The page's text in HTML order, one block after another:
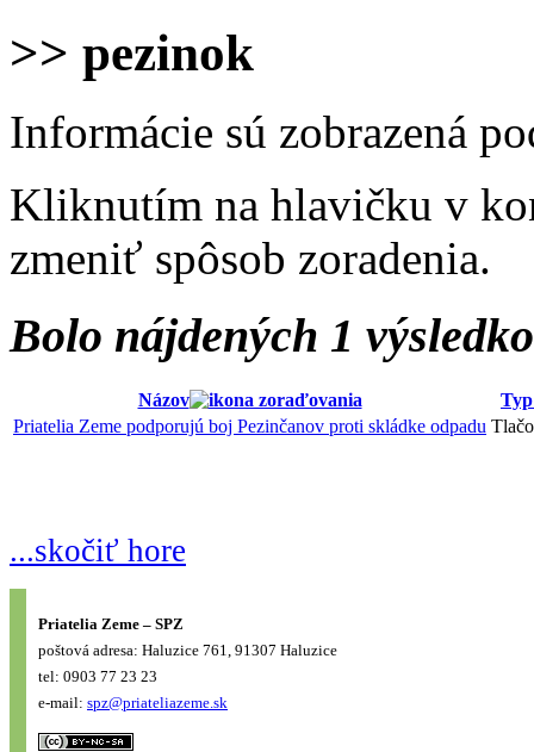
>> pezinok
Informácie sú zobrazená
Kliknutím na hlavičku v
zmeniť spôsob zoradenia.
Bolo nájdených 1
Názov
Priatelia Zeme podporujú boj Pezinčanov proti skládke odpadu
...skočiť hore
Priatelia Zeme – SPZ
poštová adresa: Haluzice 761, 91307 Haluzice
tel: 0903 77 23 23
e-mail: spz@priateliazeme.sk